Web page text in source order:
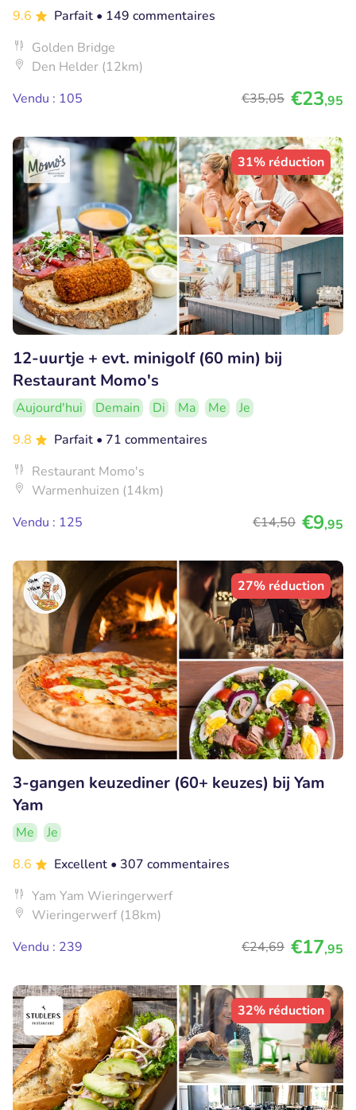
9.6 Parfait • 149 commentaires
Golden Bridge
Den Helder (12km)
Vendu : 105
€35,05 €23,95
31% réduction
12-uurtje + evt. minigolf (60 min) bij
Restaurant Momo's
Aujourd'hui Demain Di Ma Me
Je
9.8
Parfait • 71 commentaires
Restaurant Momo's
Warmenhuizen (14km)
Vendu : 125
€14,50 €9,95
27% réduction
3-gangen keuzediner (60+ keuzes) bij Yam
Yam
Me
Je
8.6
Excellent • 307 commentaires
Yam Yam Wieringerwerf
Wieringerwerf (18km)
Vendu : 239
€24,69 €17,95
32% réduction